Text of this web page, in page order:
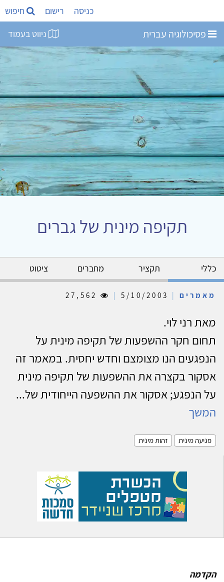
כניסה רישום חיפוש
פסיכולוגיה עברית ניווט בעמוד
תקיפה מינית של גברים
כללי תקציר מחברים ציטוט
מאמרים |
|
מאת רני לוי.
תחום חקר ההשפעות של תקיפה מינית על
הנפגעים הנו מצומצם וחדש יחסית. במאמר זה
אסקור בקצרה את ההשפעות של תקיפה מינית
על הנפגע; אסקור את ההשפעה הייחודית של...
המשך
פגיעה מינית זהות מינית
הקדמה